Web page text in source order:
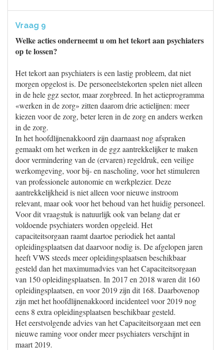
Vraag 9
Welke acties onderneemt u om het tekort aan psychiaters
op te lossen?
Het tekort aan psychiaters is een lastig probleem, dat niet
morgen opgelost is. De personeelstekorten spelen niet alleen
in de hele ggz sector, maar zorgbreed. In het actieprogramma
«werken in de zorg» zitten daarom drie actielijnen: meer
kiezen voor de zorg, beter leren in de zorg en anders werken
in de zorg.
In het hoofdlijnenakkoord zijn daarnaast nog afspraken
gemaakt om het werken in de ggz aantrekkelijker te maken
door vermindering van de (ervaren) regeldruk, een veilige
werkomgeving, voor bij- en nascholing, voor het stimuleren
van professionele autonomie en werkplezier. Deze
aantrekkelijkheid is niet alleen voor nieuwe instroom
relevant, maar ook voor het behoud van het huidig personeel.
Voor dit vraagstuk is natuurlijk ook van belang dat er
voldoende psychiaters worden opgeleid. Het
capaciteitsorgaan raamt daartoe periodiek het aantal
opleidingsplaatsen dat daarvoor nodig is. De afgelopen jaren
heeft VWS steeds meer opleidingsplaatsen beschikbaar
gesteld dan het maximumadvies van het Capaciteitsorgaan
van 150 opleidingsplaatsen. In 2017 en 2018 waren dit 160
opleidingsplaatsen, en voor 2019 zijn dit 168. Daarbovenop
zijn met het hoofdlijnenakkoord incidenteel voor 2019 nog
eens 8 extra opleidingsplaatsen beschikbaar gesteld.
Het eerstvolgende advies van het Capaciteitsorgaan met een
nieuwe raming voor onder meer psychiaters verschijnt in
maart 2019.